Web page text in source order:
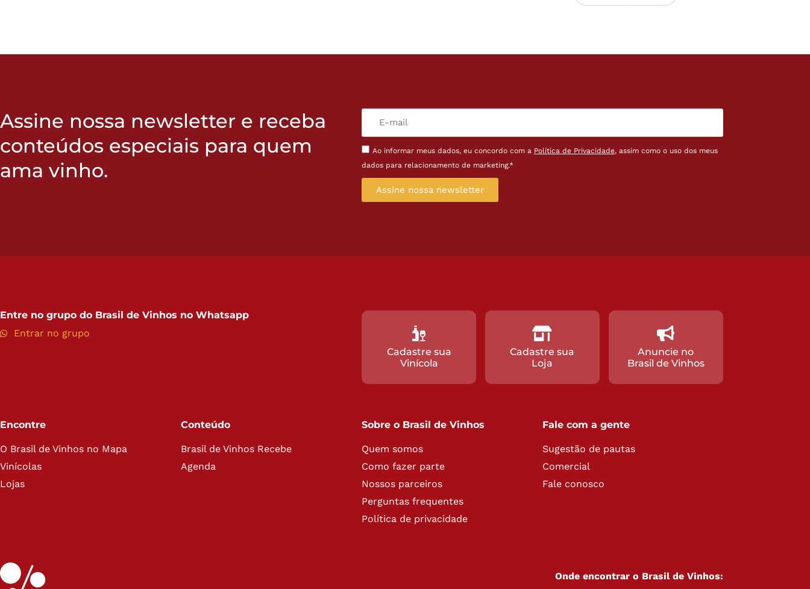
Assine nossa newsletter e receba
conteúdos especiais para quem
ama vinho.
Ao informar meus dados, eu concordo com a Política de Privacidade, assim como o uso dos meus
dados para relacionamento de marketing.*
Assine nossa newsletter
Entre no grupo do Brasil de Vinhos no Whatsapp
Entrar no grupo
Cadastre sua
Vinícola
Cadastre sua
Loja
Anuncie no
Brasil de Vinhos
Encontre
O Brasil de Vinhos no Mapa
Vinícolas
Lojas
Conteúdo
Brasil de Vinhos Recebe
Agenda
Sobre o Brasil de Vinhos
Quem somos
Como fazer parte
Nossos parceiros
Perguntas frequentes
Política de privacidade
Fale com a gente
Sugestão de pautas
Comercial
Fale conosco
Onde encontrar o Brasil de Vinhos: